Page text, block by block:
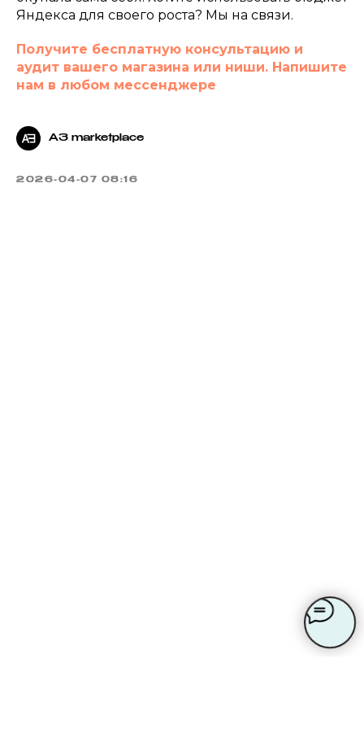
Яндекса для своего роста? Мы на связи.
Получите бесплатную консультацию и
аудит вашего магазина или ниши. Напишите
нам в любом мессенджере
A3 marketplace
2026-04-07 08:16